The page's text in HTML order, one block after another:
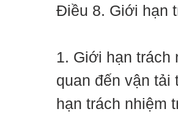
Điều 8. Giới hạn
1. Giới hạn trách
quan đến vận tải
hạn trách nhiệm